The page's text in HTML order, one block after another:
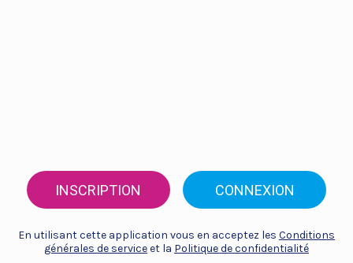
INSCRIPTION CONNEXION
En utilisant cette application vous en acceptez les Conditions
générales de serviceet la Politique de confidentialité